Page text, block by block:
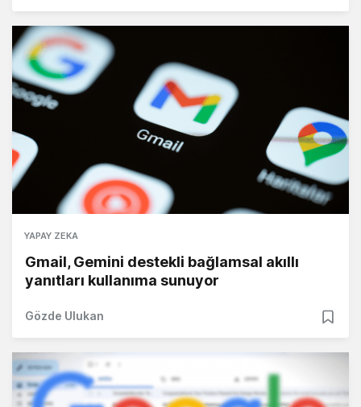
YAPAY ZEKA
Gmail, Gemini destekli bağlamsal akıllı
yanıtları kullanıma sunuyor
Gözde Ulukan